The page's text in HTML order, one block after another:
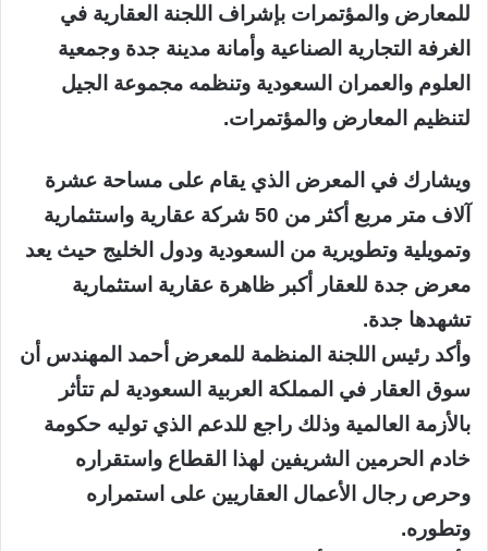
للمعارض والمؤتمرات بإشراف اللجنة العقارية في
الغرفة التجارية الصناعية وأمانة مدينة جدة وجمعية
العلوم والعمران السعودية وتنظمه مجموعة الجيل
لتنظيم المعارض والمؤتمرات.
ويشارك في المعرض الذي يقام على مساحة عشرة
آلاف متر مربع أكثر من 50 شركة عقارية واستثمارية
وتمويلية وتطويرية من السعودية ودول الخليج حيث يعد
معرض جدة للعقار أكبر ظاهرة عقارية استثمارية
تشهدها جدة.
وأكد رئيس اللجنة المنظمة للمعرض أحمد المهندس أن
سوق العقار في المملكة العربية السعودية لم تتأثر
بالأزمة العالمية وذلك راجع للدعم الذي توليه حكومة
خادم الحرمين الشريفين لهذا القطاع واستقراره
وحرص رجال الأعمال العقاريين على استمراره
وتطوره.